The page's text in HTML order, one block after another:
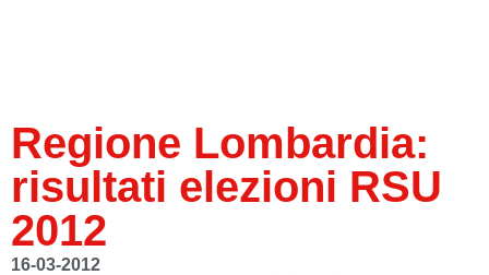
Regione Lombardia:
risultati elezioni RSU
2012
16-03-2012